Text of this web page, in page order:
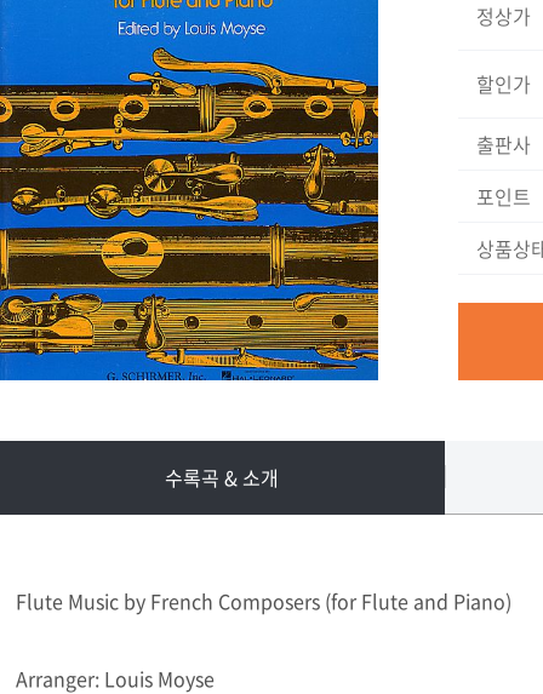
정상가
할인가
출판사
포인트
상품상
수록곡 & 소개
Flute Music by French Composers (for Flute and Piano)
Arranger: Louis Moyse